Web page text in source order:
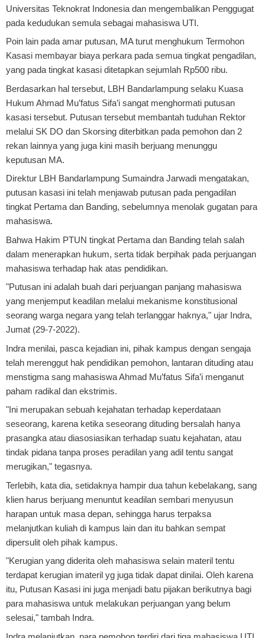
Universitas Teknokrat Indonesia dan mengembalikan Penggugat
pada kedudukan semula sebagai mahasiswa UTI.
Poin lain pada amar putusan, MA turut menghukum Termohon
Kasasi membayar biaya perkara pada semua tingkat pengadilan,
yang pada tingkat kasasi ditetapkan sejumlah Rp500 ribu.
Berdasarkan hal tersebut, LBH Bandarlampung selaku Kuasa
Hukum Ahmad Mu’fatus Sifa’i sangat menghormati putusan
kasasi tersebut. Putusan tersebut membantah tuduhan Rektor
melalui SK DO dan Skorsing diterbitkan pada pemohon dan 2
rekan lainnya yang juga kini masih berjuang menunggu
keputusan MA.
Direktur LBH Bandarlampung Sumaindra Jarwadi mengatakan,
putusan kasasi ini telah menjawab putusan pada pengadilan
tingkat Pertama dan Banding, sebelumnya menolak gugatan para
mahasiswa.
Bahwa Hakim PTUN tingkat Pertama dan Banding telah salah
dalam menerapkan hukum, serta tidak berpihak pada perjuangan
mahasiswa terhadap hak atas pendidikan.
"Putusan ini adalah buah dari perjuangan panjang mahasiswa
yang menjemput keadilan melalui mekanisme konstitusional
seorang warga negara yang telah terlanggar haknya," ujar Indra,
Jumat (29-7-2022).
Indra menilai, pasca kejadian ini, pihak kampus dengan sengaja
telah merenggut hak pendidikan pemohon, lantaran dituding atau
menstigma sang mahasiswa Ahmad Mu’fatus Sifa’i menganut
paham radikal dan ekstrimis.
"Ini merupakan sebuah kejahatan terhadap keperdataan
seseorang, karena ketika seseorang dituding bersalah hanya
prasangka atau diasosiasikan terhadap suatu kejahatan, atau
tindak pidana tanpa proses peradilan yang adil tentu sangat
merugikan," tegasnya.
Terlebih, kata dia, setidaknya hampir dua tahun kebelakang, sang
klien harus berjuang menuntut keadilan sembari menyusun
harapan untuk masa depan, sehingga harus terpaksa
melanjutkan kuliah di kampus lain dan itu bahkan sempat
dipersulit oleh pihak kampus.
"Kerugian yang diderita oleh mahasiswa selain materil tentu
terdapat kerugian imateril yg juga tidak dapat dinilai. Oleh karena
itu, Putusan Kasasi ini juga menjadi batu pijakan berikutnya bagi
para mahasiswa untuk melakukan perjuangan yang belum
selesai," tambah Indra.